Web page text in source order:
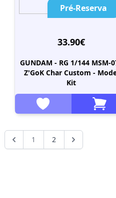
Pré-Reserva
33.90€
GUNDAM - RG 1/144 MSM-
Z'GoK Char Custom -
Kit
1 2